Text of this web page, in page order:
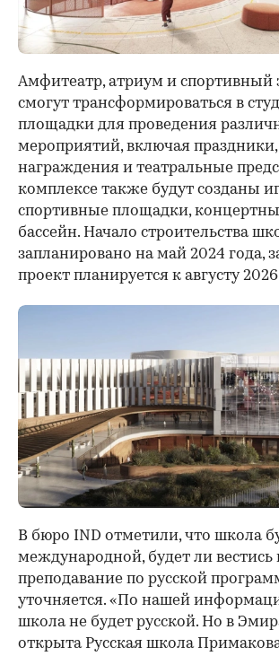
00:00 / 00:00
Амфитеатр, атриум и спортивный
смогут трансформироваться в
площадки для проведения
мероприятий, включая
награждения и театральные
комплексе также будут созданы
спортивные площадки,
бассейн. Начало строительства
запланировано на май 2024 года,
проект планируется к августу
В бюро IND отметили, что школа
международной, будет ли вестись
преподавание по русской
уточняется. «По нашей
школа не будет русской. Но в
открыта Русская школа